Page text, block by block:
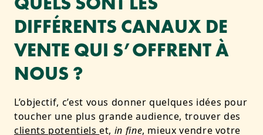
DIFFÉRENTS CANAUX DE
VENTE QUI S’OFFRENT À
NOUS ?
L’objectif, c’est vous donner quelques idées pour
toucher une plus grande audience, trouver des
clients potentielset, in fine, mieux vendre votre